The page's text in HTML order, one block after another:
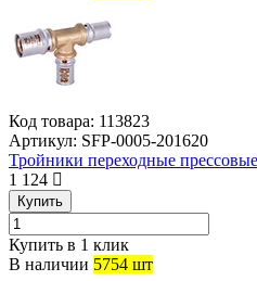
Код товара: 113823
Артикул: SFP-0005-201620
Тройники переходные
1 124
Купить
Купить в 1 клик
В наличии 5754 шт